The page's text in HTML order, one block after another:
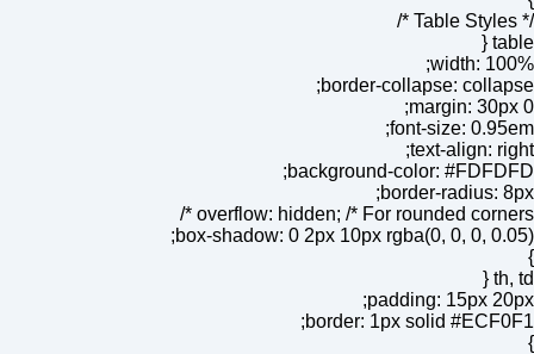
/* Table Styles */
table {
width: 100%;
border-collapse: collapse;
margin: 30px 0;
font-size: 0.95em;
text-align: right;
background-color: #FDFDFD;
border-radius: 8px;
overflow: hidden; /* For rounded corners */
box-shadow: 0 2px 10px rgba(0, 0, 0, 0.05);
}
th, td {
padding: 15px 20px;
border: 1px solid #ECF0F1;
}